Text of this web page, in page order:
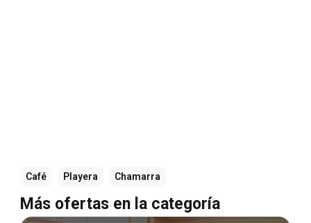
Café Playera Chamarra
Más ofertas en la categoría